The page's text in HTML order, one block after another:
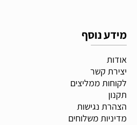
מידע נוסף
אודות
יצירת קשר
לקוחות ממליצים
תקנון
הצהרת נגישות
מדיניות משלוחים